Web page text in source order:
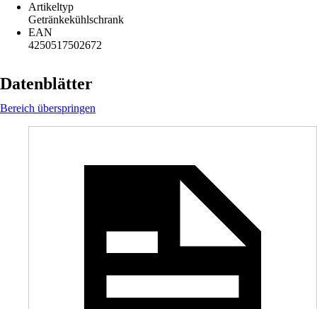
Artikeltyp
Getränkekühlschrank
EAN
4250517502672
Datenblätter
Bereich überspringen